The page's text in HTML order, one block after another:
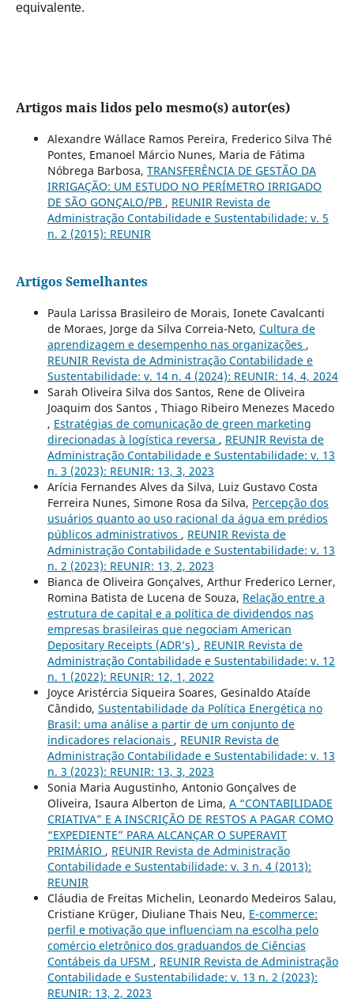
equivalente.
Artigos mais lidos pelo mesmo(s) autor(es)
Alexandre Wállace Ramos Pereira, Frederico Silva Thé
Pontes, Emanoel Márcio Nunes, Maria de Fátima
Nóbrega Barbosa, TRANSFERÊNCIA DE GESTÃO DA
IRRIGAÇÃO: UM ESTUDO NO PERÍMETRO IRRIGADO
DE SÃO GONÇALO/PB , REUNIR Revista de
Administração Contabilidade e Sustentabilidade: v. 5
n. 2 (2015): REUNIR
Artigos Semelhantes
Paula Larissa Brasileiro de Morais, Ionete Cavalcanti
de Moraes, Jorge da Silva Correia-Neto, Cultura de
aprendizagem e desempenho nas organizações ,
REUNIR Revista de Administração Contabilidade e
Sustentabilidade: v. 14 n. 4 (2024): REUNIR: 14, 4, 2024
Sarah Oliveira Silva dos Santos, Rene de Oliveira
Joaquim dos Santos , Thiago Ribeiro Menezes Macedo
, Estratégias de comunicação de green marketing
direcionadas à logística reversa , REUNIR Revista de
Administração Contabilidade e Sustentabilidade: v. 13
n. 3 (2023): REUNIR: 13, 3, 2023
Arícia Fernandes Alves da Silva, Luiz Gustavo Costa
Ferreira Nunes, Simone Rosa da Silva, Percepção dos
usuários quanto ao uso racional da água em prédios
públicos administrativos , REUNIR Revista de
Administração Contabilidade e Sustentabilidade: v. 13
n. 2 (2023): REUNIR: 13, 2, 2023
Bianca de Oliveira Gonçalves, Arthur Frederico Lerner,
Romina Batista de Lucena de Souza, Relação entre a
estrutura de capital e a política de dividendos nas
empresas brasileiras que negociam American
Depositary Receipts (ADR’s) , REUNIR Revista de
Administração Contabilidade e Sustentabilidade: v. 12
n. 1 (2022): REUNIR: 12, 1, 2022
Joyce Aristércia Siqueira Soares, Gesinaldo Ataíde
Cândido, Sustentabilidade da Política Energética no
Brasil: uma análise a partir de um conjunto de
indicadores relacionais , REUNIR Revista de
Administração Contabilidade e Sustentabilidade: v. 13
n. 3 (2023): REUNIR: 13, 3, 2023
Sonia Maria Augustinho, Antonio Gonçalves de
Oliveira, Isaura Alberton de Lima, A “CONTABILIDADE
CRIATIVA” E A INSCRIÇÃO DE RESTOS A PAGAR COMO
“EXPEDIENTE” PARA ALCANÇAR O SUPERAVIT
PRIMÁRIO , REUNIR Revista de Administração
Contabilidade e Sustentabilidade: v. 3 n. 4 (2013):
REUNIR
Cláudia de Freitas Michelin, Leonardo Medeiros Salau,
Cristiane Krüger, Diuliane Thais Neu, E-commerce:
perfil e motivação que influenciam na escolha pelo
comércio eletrônico dos graduandos de Ciências
Contábeis da UFSM , REUNIR Revista de Administração
Contabilidade e Sustentabilidade: v. 13 n. 2 (2023):
REUNIR: 13, 2, 2023